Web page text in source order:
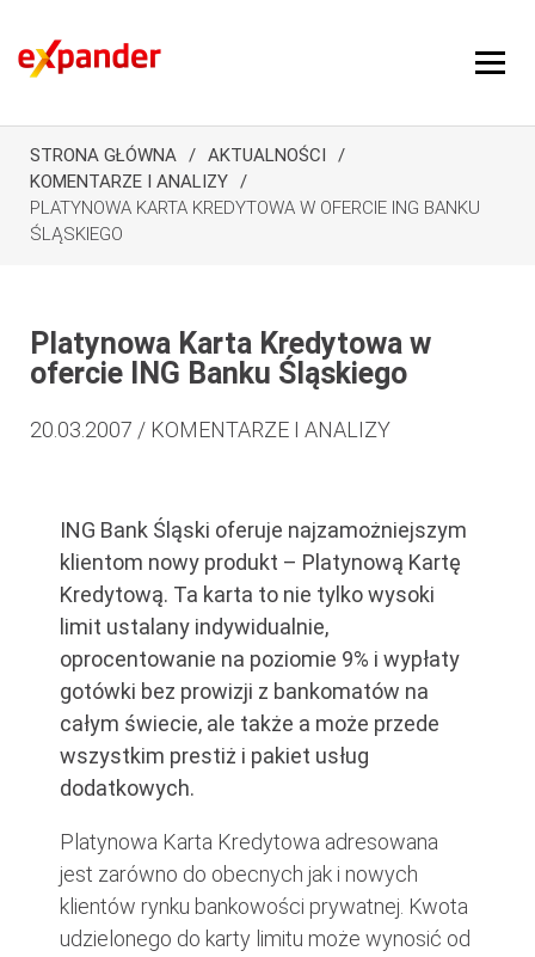
STRONA GŁÓWNA
AKTUALNOŚCI
KOMENTARZE I ANALIZY
PLATYNOWA KARTA KREDYTOWA W OFERCIE ING BANKU
ŚLĄSKIEGO
Platynowa Karta Kredytowa w
ofercie ING Banku Śląskiego
20.03.2007 / KOMENTARZE I ANALIZY
ING Bank Śląski oferuje najzamożniejszym
klientom nowy produkt – Platynową Kartę
Kredytową. Ta karta to nie tylko wysoki
limit ustalany indywidualnie,
oprocentowanie na poziomie 9% i wypłaty
gotówki bez prowizji z bankomatów na
całym świecie, ale także a może przede
wszystkim prestiż i pakiet usług
dodatkowych.
Platynowa Karta Kredytowa adresowana
jest zarówno do obecnych jak i nowych
klientów rynku bankowości prywatnej. Kwota
udzielonego do karty limitu może wynosić od